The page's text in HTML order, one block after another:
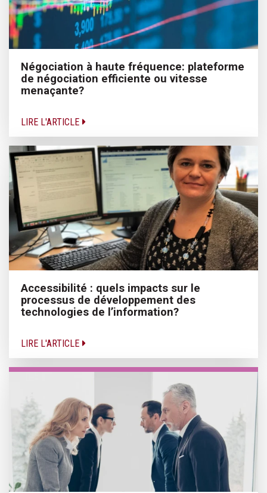
Négociation à haute fréquence: plateforme
de négociation efficiente ou vitesse
menaçante?
LIRE L'ARTICLE
Accessibilité : quels impacts sur le
processus de développement des
technologies de l’information?
LIRE L'ARTICLE